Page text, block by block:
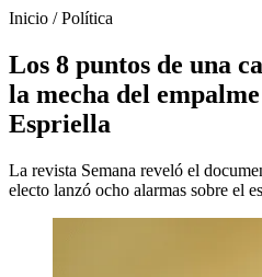
Inicio /Política
Los 8 puntos de una
la mecha del
Espriella
La revista Semana reveló el
electo lanzó ocho alarmas sobre el